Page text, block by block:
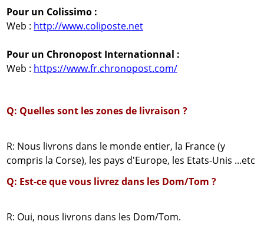
Pour un Colissimo :
Web : http://www.coliposte.net
Pour un Chronopost Internationnal :
Web : https://www.fr.chronopost.com/
Q: Quelles sont les zones de livraison ?
R: Nous livrons dans le monde entier, la France (y
compris la Corse), les pays d'Europe, les Etats-Unis ...etc
Q: Est-ce que vous livrez dans les Dom/Tom ?
R: Oui, nous livrons dans les Dom/Tom.